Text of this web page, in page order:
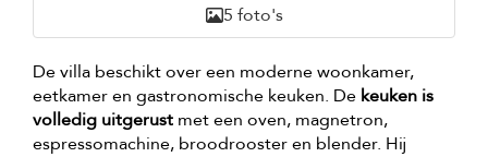
5 foto's
De villa beschikt over een moderne woonkamer,
eetkamer en gastronomische keuken. De keuken is
volledig uitgerust met een oven, magnetron,
espressomachine, broodrooster en blender. Hij